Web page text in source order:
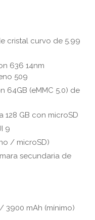
cristal curvo de 5.99
636 14nm
509
64GB (eMMC 5.0) de
GB con microSD
9
/ microSD)
secundaria de
3900 mAh (mínimo)